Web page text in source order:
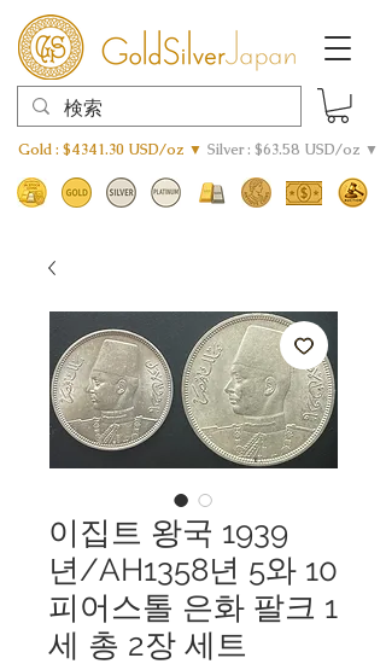
Gold : $4341.30 USD/oz ▼ Silver : $63.58 USD/oz ▼
이집트 왕국 1939
년/AH1358년 5와 10
피어스톨 은화 팔크 1
세 총 2장 세트